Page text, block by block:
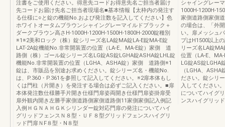
注書をご使用ください。得意先コードお得意先名ご担当者届け
先コードお届け先名ご担当者現場名■基本情報【太枠内の発注す
る仕様に○と錠の機能No.および発注数を記入してください】色
ホワイトオータムブラウンシャイングレーマイルドブラック＋
ダークブラウン高さH-1000H-1200H-1500H-1800H-2000錠種別
※1※2美和ロック（株）錠シリーズ名LA錠MA錠LA-E錠MA-E錠
LAT-2A錠機能No.非常開装置の位置（LA-E、MA-E錠）家側 道
路側（株）ゴール錠シリーズ名LG錠AS錠LGHA錠ASHA錠LHL錠
機能No.非常開装置の位置（LGHA、ASHA錠）家側 道路側※1
錠は、市販品を別途お求めください。錠シリーズ名・機能No.
は、P.360・P.361を参照して記入してください。※2扉本体もし
くは門柱（片開き）を発注する場合は必ずご記入ください。■扉
本体発注数仕様勝手片開き仕様門扉姿両開き仕様門扉姿掛扉受
扉外観内開き左勝手家側道路側家側道路側11家側家側記入例記
入例ＨＧＮＡＨＧＫシリンダー錠対応門扉の発注についてハイ
グリッドフェンスＮ８型・ＵＦ８型グリッドフェンスハイグリ
ッド門扉ＮF８型・N８型
シャイングレー
1000H-1200H-
家側道路側家側
の場合は、「外
い。扉メッシュ
プはH1500以上
リーズ名LA錠
位置（LA-E、
LG錠AS錠LGHA
（LGHA、
ださい。錠シリ
入してください
についてハイグ
ンスハイグリッ